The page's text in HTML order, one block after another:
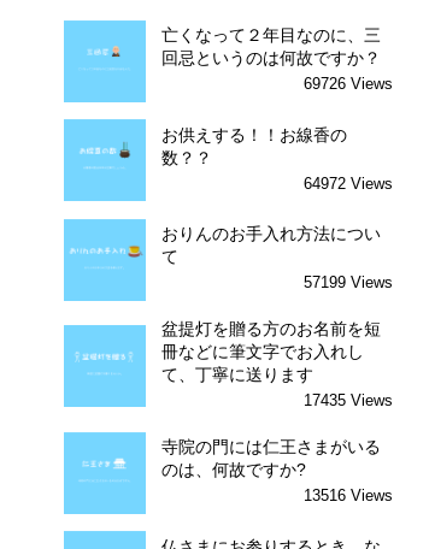
亡くなって２年目なのに、三
回忌というのは何故ですか？
69726 Views
お供えする！！お線香の
数？？
64972 Views
おりんのお手入れ方法につい
て
57199 Views
盆提灯を贈る方のお名前を短
冊などに筆文字でお入れし
て、丁寧に送ります
17435 Views
寺院の門には仁王さまがいる
のは、何故ですか?
13516 Views